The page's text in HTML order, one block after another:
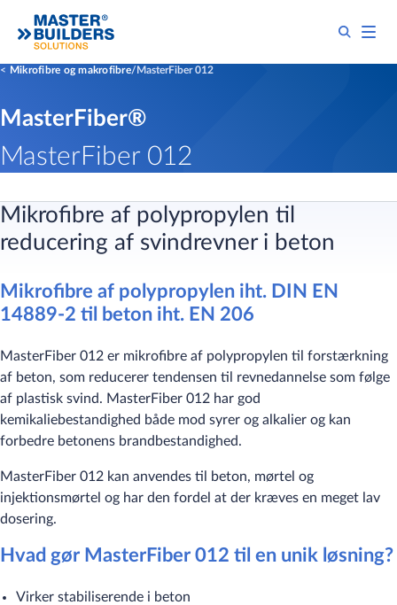
Mikrofibre og makrofibre MasterFiber 012
MasterFiber®
MasterFiber 012
Mikrofibre af polypropylen til
reducering af svindrevner i beton
Mikrofibre af polypropylen iht. DIN EN
14889-2 til beton iht. EN 206
MasterFiber 012 er mikrofibre af polypropylen til forstærkning
af beton, som reducerer tendensen til revnedannelse som følge
af plastisk svind. MasterFiber 012 har god
kemikaliebestandighed både mod syrer og alkalier og kan
forbedre betonens brandbestandighed.
MasterFiber 012 kan anvendes til beton, mørtel og
injektionsmørtel og har den fordel at der kræves en meget lav
dosering.
Hvad gør MasterFiber 012 til en unik løsning?
Virker stabiliserende i beton